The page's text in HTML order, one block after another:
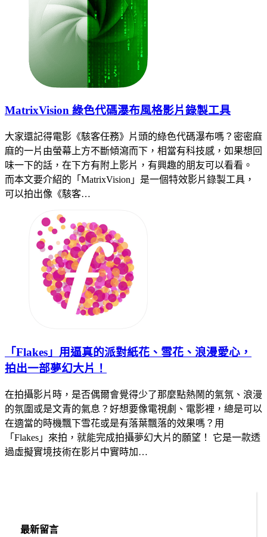
MatrixVision 綠色代碼瀑布風格影片錄製工具
大家還記得電影《駭客任務》片頭的綠色代碼瀑布嗎？密密麻
麻的一片由螢幕上方不斷傾瀉而下，相當有科技感，如果想回
味一下的話，在下方有附上影片，有興趣的朋友可以看看。
而本文要介紹的「MatrixVision」是一個特效影片錄製工具，
可以拍出像《駭客…
「Flakes」用逼真的派對紙花、雪花、浪漫愛心，
拍出一部夢幻大片！
在拍攝影片時，是否偶爾會覺得少了那麼點熱鬧的氣氛、浪漫
的氛圍或是文青的氣息？好想要像電視劇、電影裡，總是可以
在適當的時機飄下雪花或是有落葉飄落的效果嗎？用
「Flakes」來拍，就能完成拍攝夢幻大片的願望！ 它是一款透
過虛擬實境技術在影片中實時加…
最新留言